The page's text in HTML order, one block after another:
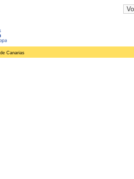
Canarias